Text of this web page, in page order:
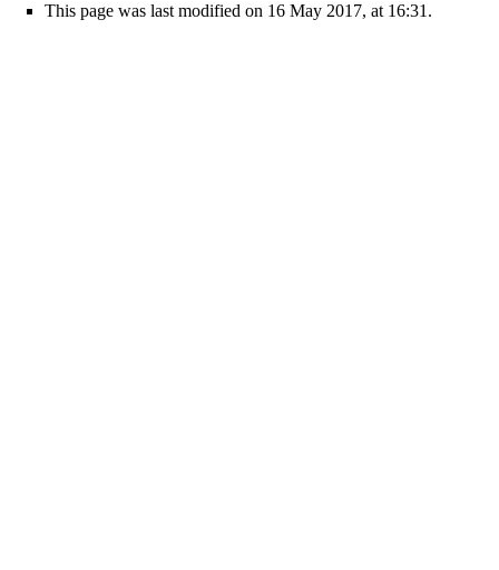
This page was last modified on 16 May 2017, at 16:31.